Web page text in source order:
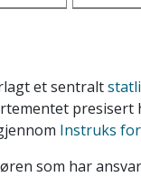
et sentralt
Instruks
som har